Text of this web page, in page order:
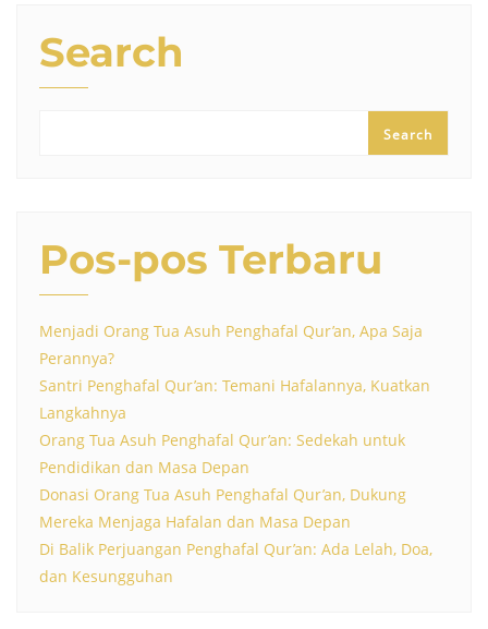
Search
Search
Pos-pos Terbaru
Menjadi Orang Tua Asuh Penghafal Qur’an, Apa Saja
Perannya?
Santri Penghafal Qur’an: Temani Hafalannya, Kuatkan
Langkahnya
Orang Tua Asuh Penghafal Qur’an: Sedekah untuk
Pendidikan dan Masa Depan
Donasi Orang Tua Asuh Penghafal Qur’an, Dukung
Mereka Menjaga Hafalan dan Masa Depan
Di Balik Perjuangan Penghafal Qur’an: Ada Lelah, Doa,
dan Kesungguhan